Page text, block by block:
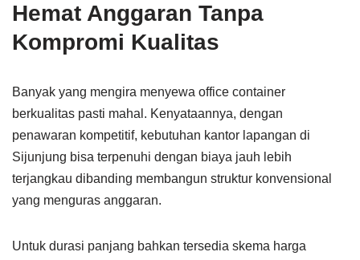
Hemat Anggaran Tanpa
Kompromi Kualitas
Banyak yang mengira menyewa office container
berkualitas pasti mahal. Kenyataannya, dengan
penawaran kompetitif, kebutuhan kantor lapangan di
Sijunjung bisa terpenuhi dengan biaya jauh lebih
terjangkau dibanding membangun struktur konvensional
yang menguras anggaran.
Untuk durasi panjang bahkan tersedia skema harga